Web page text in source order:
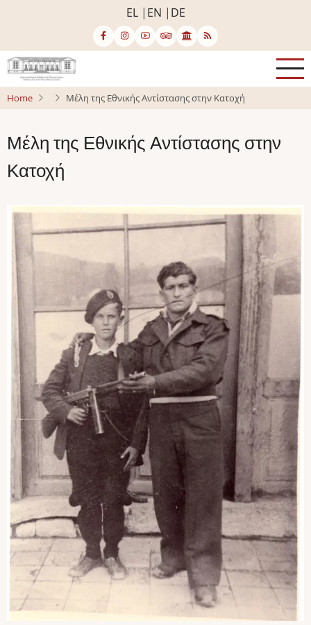
content
EL EN DE
Home Μέλη της Εθνικής Αντίστασης στην Κατοχή
Μέλη της Εθνικής Αντίστασης στην
Κατοχή
Image